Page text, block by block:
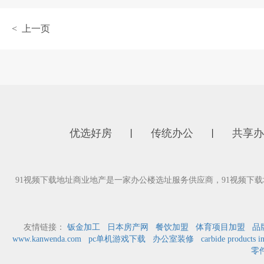
< 上一页
优选好房 传统办公 共享
91视频下载地址商业地产是一家办公楼选址服务供应商，91视频
友情链接： 钣金加工 日本房产网 餐饮加盟 体育项目加盟
品
www.kanwenda.com
pc单机游戏下载 办公室装修
carbide products
零